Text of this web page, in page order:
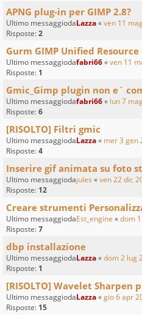
APNG plug-in per GIMP 2.8?
Ultimo messaggiodaLazza«ven 11
Risposte:2
Gurm GIMP Unified
Ultimo messaggiodafabri66«ven 11
Risposte: 1
Gmic_Gimp plugin non e`
Ultimo messaggiodafabri66« lun 7
Risposte:6
[RISOLTO] Filtri gmic
Ultimo messaggiodaLazza« mer 3 gen
Risposte:4
Inserire gif animata su foto
Ultimo messaggiodajules «ven 22 dic
Risposte: 12
Creare strumenti
Ultimo messaggiodaEst_engine «dom
Risposte:7
dbp installazione
Ultimo messaggiodaLazza«dom 2 lug
Risposte: 1
[RISOLTO] Wavelet Sharpen
Ultimo messaggiodaLazza«gio 6 apr
Risposte: 15